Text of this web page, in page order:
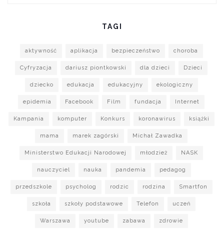
TAGI
aktywność aplikacja bezpieczeństwo choroba
Cyfryzacja dariusz piontkowski dla dzieci Dzieci
dziecko edukacja edukacyjny ekologiczny
epidemia Facebook Film fundacja Internet
Kampania komputer Konkurs koronawirus książki
mama marek zagórski Michał Zawadka
Ministerstwo Edukacji Narodowej młodzież NASK
nauczyciel nauka pandemia pedagog
przedszkole psycholog rodzic rodzina Smartfon
szkoła szkoły podstawowe Telefon uczeń
Warszawa youtube zabawa zdrowie